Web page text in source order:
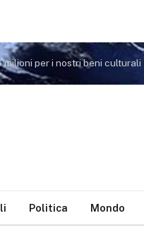
milioni per i nostri beni culturali
Politica Mondo